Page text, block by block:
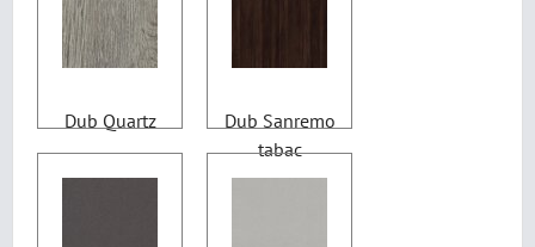
Dub Quartz
Dub Sanremo
tabac